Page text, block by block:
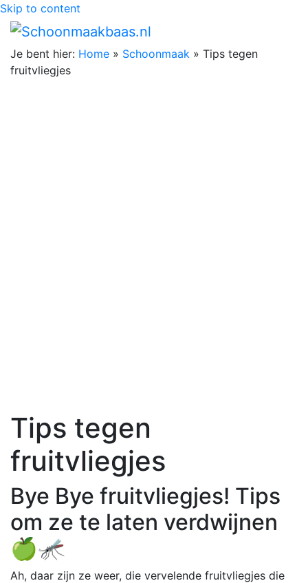
Skip to content
Je bent hier: Home » Schoonmaak » Tips tegen
fruitvliegjes
Tips tegen
fruitvliegjes
Bye Bye fruitvliegjes! Tips
om ze te laten verdwijnen
🍏🦟
Ah, daar zijn ze weer, die vervelende fruitvliegjes die